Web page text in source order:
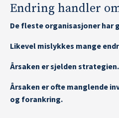
Endring handler
De fleste organisasjoner har
Likevel mislykkes mange
Årsaken er sjelden strategien.
Årsaken er ofte manglende
og forankring.